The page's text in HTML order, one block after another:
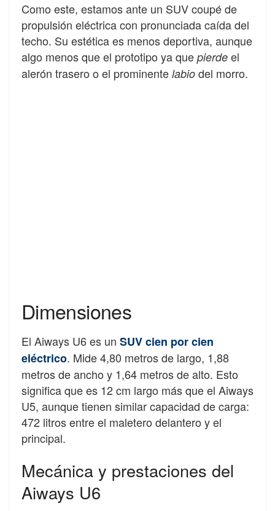
Como este, estamos ante un SUV coupé de
propulsión eléctrica con pronunciada caída del
techo. Su estética es menos deportiva, aunque
algo menos que el prototipo ya que pierde el
alerón trasero o el prominente labio del morro.
Dimensiones
El Aiways U6 es un SUV cien por cien
eléctrico. Mide 4,80 metros de largo, 1,88
metros de ancho y 1,64 metros de alto. Esto
significa que es 12 cm largo más que el Aiways
U5, aunque tienen similar capacidad de carga:
472 litros entre el maletero delantero y el
principal.
Mecánica y prestaciones del
Aiways U6